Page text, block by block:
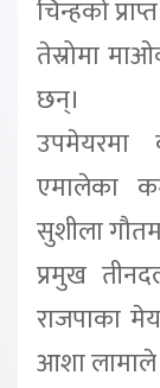
चिन्हकाे
तेस्रोमा
छन्।
उपमेयरमा
एमालेका
सुशीला
प्रमुख
राजपाका
आशा